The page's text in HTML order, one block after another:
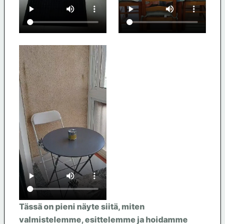
Tässä on pieni näyte siitä, miten
valmistelemme, esittelemme ja hoidamme